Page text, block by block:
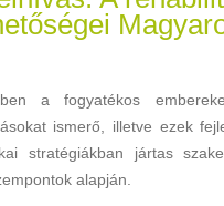
a fogyatékos
ismerő, illetve ezek
stratégiákban jártas
alapján.